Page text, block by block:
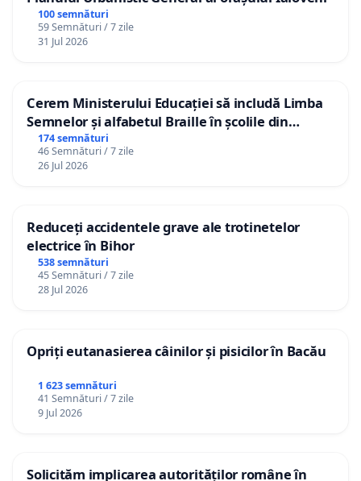
100 semnături
59 Semnături / 7 zile
31 Jul 2026
Cerem Ministerului Educației să includă Limba
Semnelor și alfabetul Braille în școlile din
Republica Moldova!
174 semnături
46 Semnături / 7 zile
26 Jul 2026
Reduceți accidentele grave ale trotinetelor
electrice în Bihor
538 semnături
45 Semnături / 7 zile
28 Jul 2026
Opriți eutanasierea câinilor și pisicilor în Bacău
1 623 semnături
41 Semnături / 7 zile
9 Jul 2026
Solicităm implicarea autorităților române în